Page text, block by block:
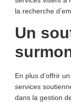
la recherche
Un
En plus d’offrir
services
dans la gestion